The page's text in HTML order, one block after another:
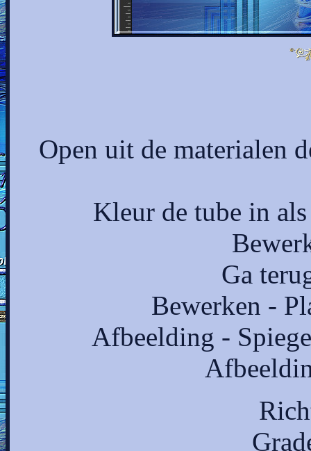
Open uit de materialen
Kleur de tube in
Ga
Bewerken -
Afbeelding -